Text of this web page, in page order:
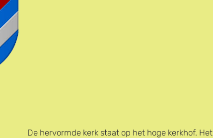
De hervormde kerk staat op het hoge kerkhof. Het